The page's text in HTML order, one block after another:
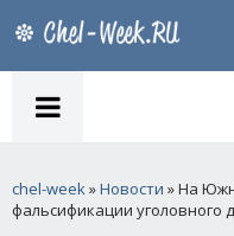
chel-week»Новости » На
фальсификации уголовного